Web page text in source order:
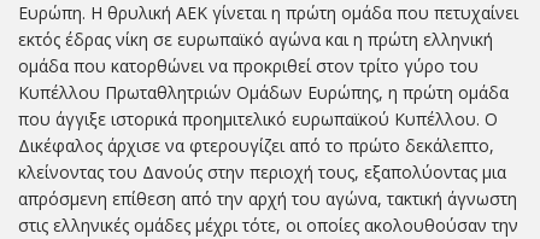
Ευρώπη. Η θρυλική ΑΕΚ γίνεται η πρώτη ομάδα που πετυχαίνει
εκτός έδρας νίκη σε ευρωπαϊκό αγώνα και η πρώτη ελληνική
ομάδα που κατορθώνει να προκριθεί στον τρίτο γύρο του
Κυπέλλου Πρωταθλητριών Ομάδων Ευρώπης, η πρώτη ομάδα
που άγγιξε ιστορικά προημιτελικό ευρωπαϊκού Κυπέλλου. Ο
Δικέφαλος άρχισε να φτερουγίζει από το πρώτο δεκάλεπτο,
κλείνοντας του Δανούς στην περιοχή τους, εξαπολύοντας μια
απρόσμενη επίθεση από την αρχή του αγώνα, τακτική άγνωστη
στις ελληνικές ομάδες μέχρι τότε, οι οποίες ακολουθούσαν την